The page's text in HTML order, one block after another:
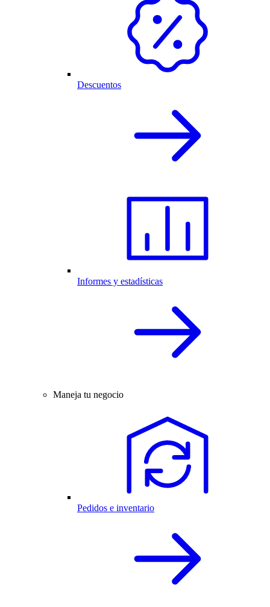
Descuentos
Informes y estadísticas
Maneja tu negocio
Pedidos e inventario